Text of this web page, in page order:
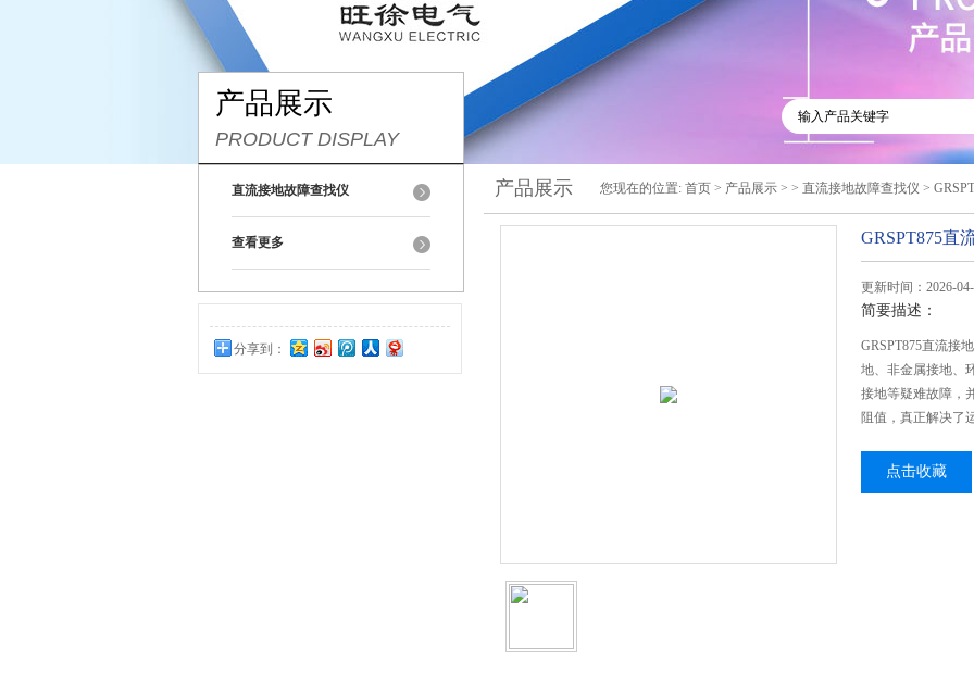
产品展示
PRODUCT DISPLAY
直流接地故障查找仪
查看更多
分享到：
产品展示 您现在的位置: 首页 > 产品展示 > > 直流接地故障查找仪 >
GRSPT875直
更新时间：2026-
简要描述：
GRSPT875直流接
地、非金属接地、
接地等疑难故障，
阻值，真正解决了
点击收藏